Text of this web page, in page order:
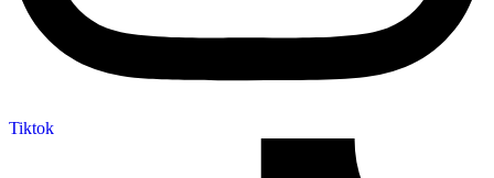
Tiktok